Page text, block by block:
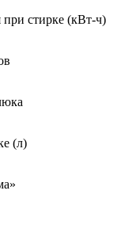
при стирке (кВт-ч)
(л)